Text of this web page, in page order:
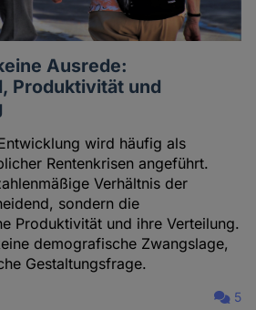
Ausrede:
Produktivität und
wird häufig als
Rentenkrisen angeführt.
Verhältnis der
sondern die
Produktivität und ihre Verteilung.
demografische Zwangslage,
Gestaltungsfrage.
5